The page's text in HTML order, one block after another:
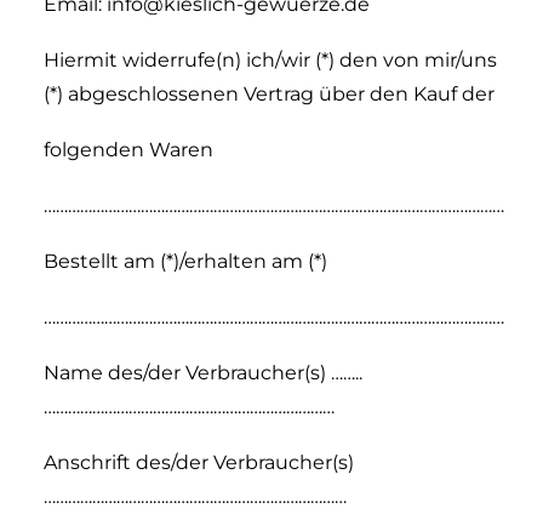
Hiermit widerrufe(n) ich/wir (*) den von mir/uns
(*) abgeschlossenen Vertrag über den Kauf der
folgenden Waren
……………………………………………………………………………………………………
Bestellt am (*)/erhalten am (*)
……………………………………………………………………………………………………
Name des/der Verbraucher(s) ……..
………………………………………………………………
Anschrift des/der Verbraucher(s)
…………………………………………………………………